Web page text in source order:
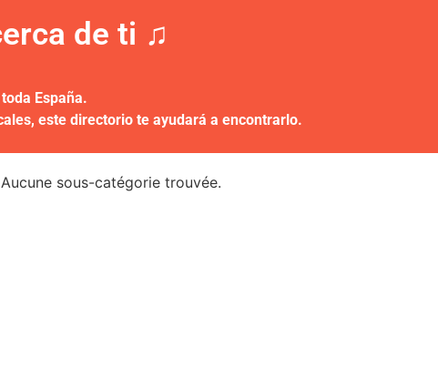
de ti ♫​
España.
este directorio te ayudará a encontrarlo.
Aucune sous-catégorie trouvée.